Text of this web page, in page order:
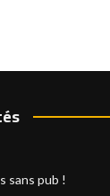
sans pub !